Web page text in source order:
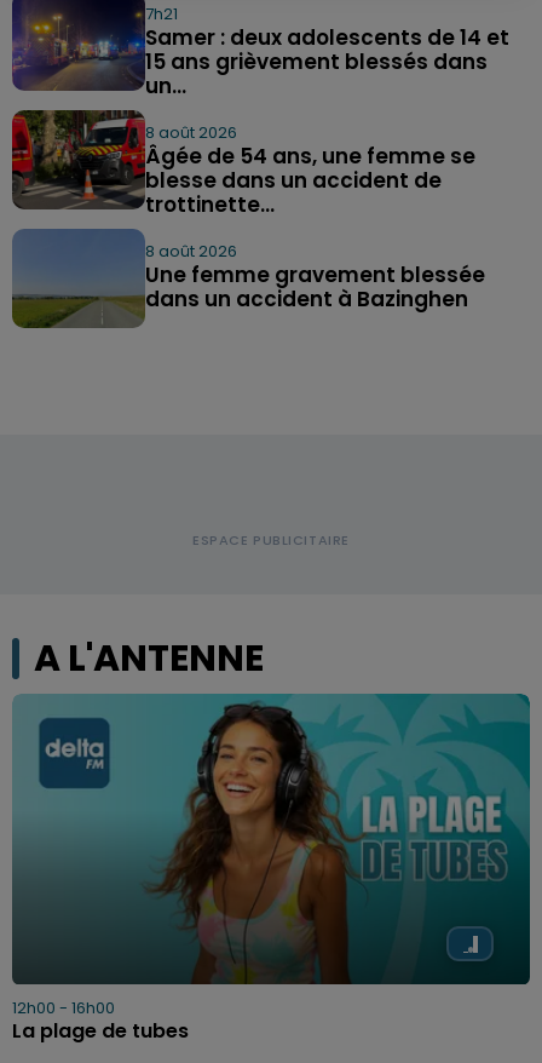
7h21
Samer : deux adolescents de 14 et
15 ans grièvement blessés dans
un...
8 août 2026
Âgée de 54 ans, une femme se
blesse dans un accident de
trottinette...
8 août 2026
Une femme gravement blessée
dans un accident à Bazinghen
A L'ANTENNE
12h00 - 16h00
La plage de tubes